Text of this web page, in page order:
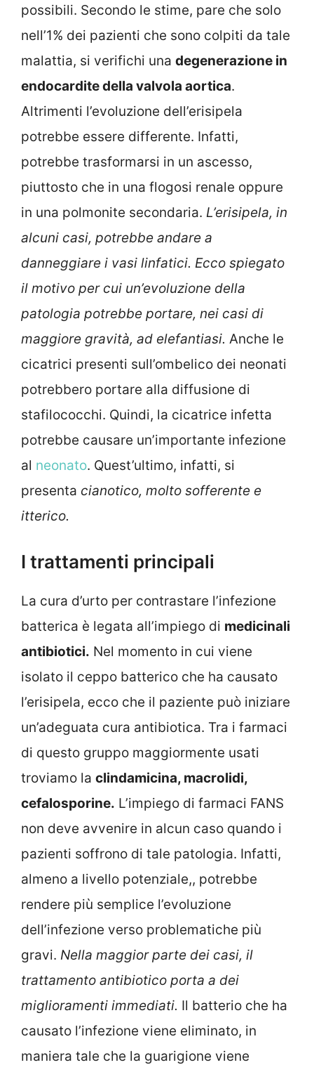
possibili. Secondo le stime, pare che solo
nell’1% dei pazienti che sono colpiti da tale
malattia, si verifichi una degenerazione in
endocardite della valvola aortica.
Altrimenti l’evoluzione dell’erisipela
potrebbe essere differente. Infatti,
potrebbe trasformarsi in un ascesso,
piuttosto che in una flogosi renale oppure
in una polmonite secondaria. L’erisipela, in
alcuni casi, potrebbe andare a
danneggiare i vasi linfatici. Ecco spiegato
il motivo per cui un’evoluzione della
patologia potrebbe portare, nei casi di
maggiore gravità, ad elefantiasi. Anche le
cicatrici presenti sull’ombelico dei neonati
potrebbero portare alla diffusione di
stafilococchi. Quindi, la cicatrice infetta
potrebbe causare un’importante infezione
al neonato. Quest’ultimo, infatti, si
presenta cianotico, molto sofferente e
itterico.
I trattamenti principali
La cura d’urto per contrastare l’infezione
batterica è legata all’impiego di medicinali
antibiotici. Nel momento in cui viene
isolato il ceppo batterico che ha causato
l’erisipela, ecco che il paziente può iniziare
un’adeguata cura antibiotica. Tra i farmaci
di questo gruppo maggiormente usati
troviamo la clindamicina, macrolidi,
cefalosporine. L’impiego di farmaci FANS
non deve avvenire in alcun caso quando i
pazienti soffrono di tale patologia. Infatti,
almeno a livello potenziale,, potrebbe
rendere più semplice l’evoluzione
dell’infezione verso problematiche più
gravi. Nella maggior parte dei casi, il
trattamento antibiotico porta a dei
miglioramenti immediati. Il batterio che ha
causato l’infezione viene eliminato, in
maniera tale che la guarigione viene